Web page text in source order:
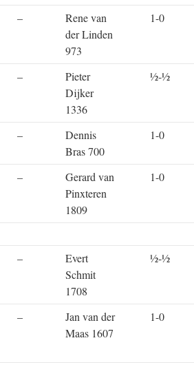
–
Rene van
der Linden
973
1-0
–
Pieter
Dijker
1336
½-½
–
Dennis
Bras 700
1-0
–
Gerard van
Pinxteren
1809
1-0
–
Evert
Schmit
1708
½-½
–
Jan van der
Maas 1607
1-0